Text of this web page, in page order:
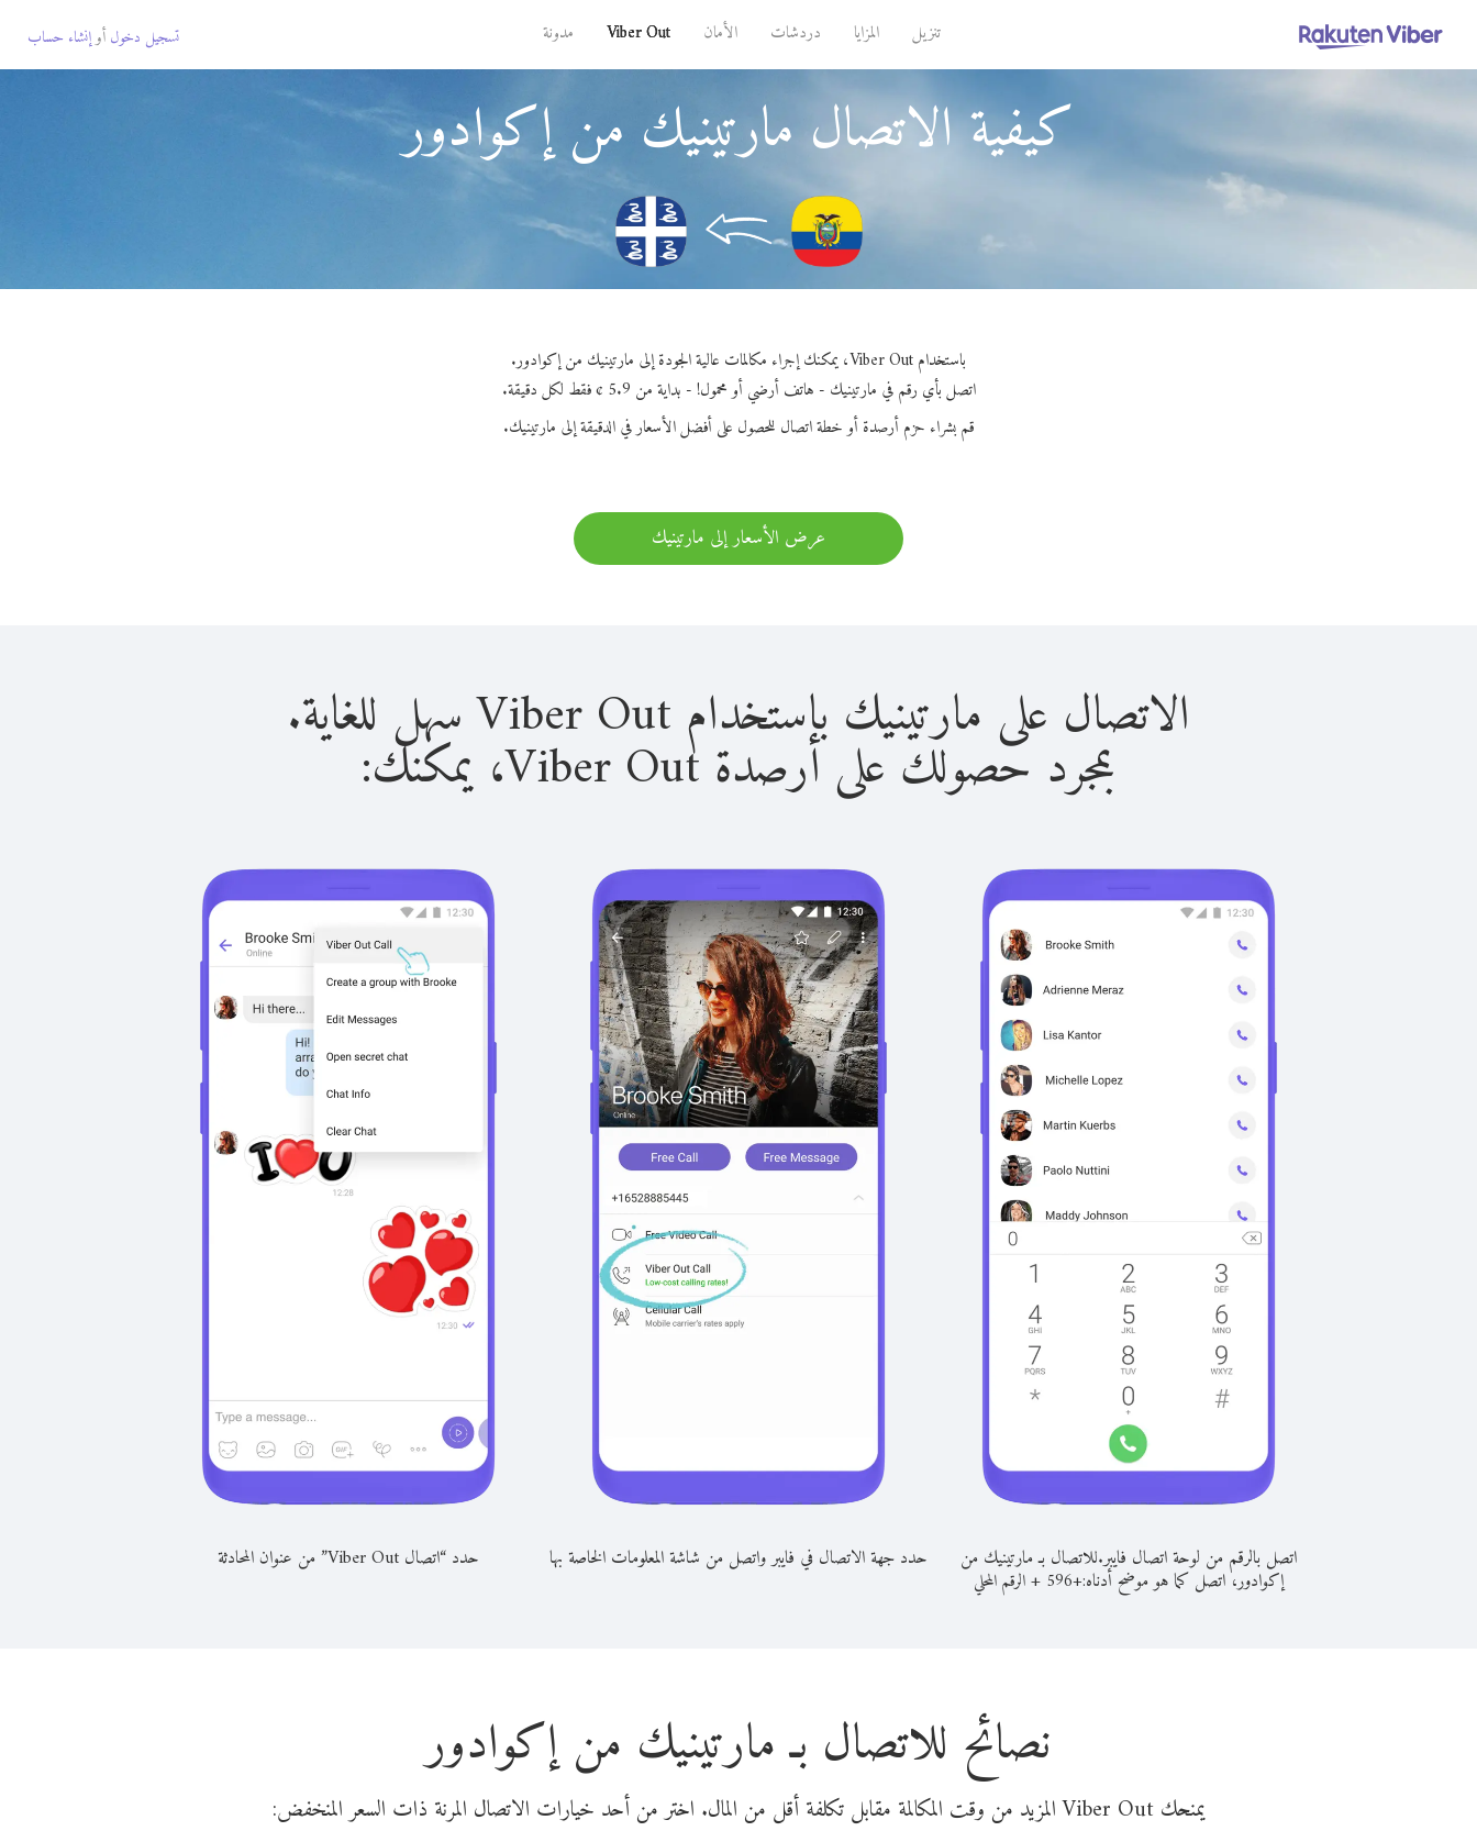
تنزيل المزايا دردشات الأمان Viber Out مدونة تسجيل دخول أوإنشاء حساب
كيفية الاتصال مارتينيك من إكوادور
باستخدام Viber Out، يمكنك إجراء مكالمات عالية الجودة إلى مارتينيك من إكوادور.
اتصل بأي رقم في مارتينيك - هاتف أرضي أو محمول! - بداية من 5.9 ¢ فقط لكل دقيقة.
قم بشراء حزم أرصدة أو خطة اتصال للحصول على أفضل الأسعار في الدقيقة إلى مارتينيك.
عرض الأسعار إلى مارتينيك
الاتصال على مارتينيك باستخدام Viber Out سهل للغاية.
بمجرد حصولك على أرصدة Viber Out، يمكنك:
اتصل بالرقم من لوحة اتصال فايبر.للاتصال بـ مارتينيك من
إكوادور، اتصل كما هو موضح أدناه:+
596
+الرقم المحلي
حدد جهة الاتصال في فايبر واتصل من شاشة المعلومات الخاصة بها حدد “اتصال Viber Out” من عنوان المحادثة
نصائح للاتصال بـ مارتينيك من إكوادور
يمنحك Viber Out المزيد من وقت المكالمة مقابل تكلفة أقل من المال. اختر من أحد خيارات الاتصال المرنة ذات السعر المنخفض: